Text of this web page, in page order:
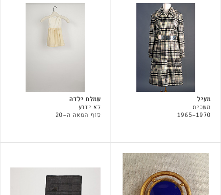
מעיל
משכית
1965-1970
שמלת ילדה
לא ידוע
סוף המאה ה-20